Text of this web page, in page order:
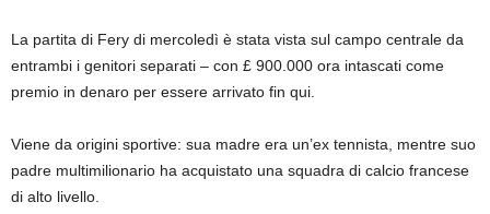
La partita di Fery di mercoledì è stata vista sul campo centrale da
entrambi i genitori separati – con £ 900.000 ora intascati come
premio in denaro per essere arrivato fin qui.
Viene da origini sportive: sua madre era un’ex tennista, mentre suo
padre multimilionario ha acquistato una squadra di calcio francese
di alto livello.